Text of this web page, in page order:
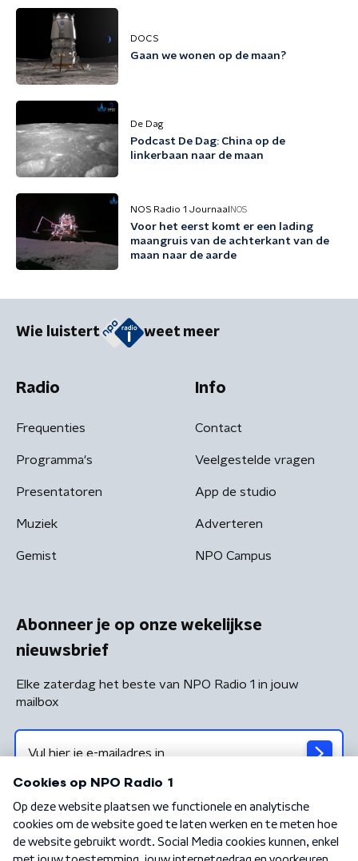
DOCS
Gaan we wonen op de maan?
De Dag
Podcast De Dag: China op de
linkerbaan naar de maan
NOS Radio 1 Journaal NOS
Voor het eerst komt er een lading
maangruis van de achterkant van de
maan naar de aarde
Wie luistert weet meer
Radio
Frequenties
Programma's
Presentatoren
Muziek
Gemist
Info
Contact
Veelgestelde vragen
App de studio
Adverteren
NPO Campus
Abonneer je op onze wekelijkse
nieuwsbrief
Elke zaterdag het beste van NPO Radio 1 in jouw
mailbox
Algemene voorwaarden